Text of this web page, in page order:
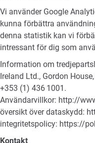
Vi använder Google
kunna förbättra
denna statistik kan vi
intressant för dig som
Information om
Ireland Ltd., Gordon
+353 (1) 436 1001.
Användarvillkor: http://
översikt över dataskydd:
integritetspolicy: https://
Kontakt